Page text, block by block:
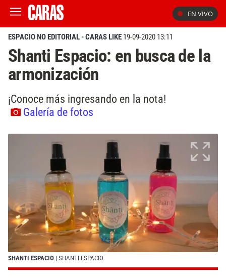
EN VIVO
ESPACIO NO EDITORIAL - CARAS LIKE 19-09-2020 13:11
Shanti Espacio: en busca de la
armonización
¡Conoce más ingresando en la nota!
Galería de fotos
SHANTI ESPACIO | SHANTI ESPACIO